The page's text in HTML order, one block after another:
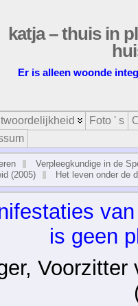
katja – thuis in
Er is alleen woonde
Foto ' s
Verpleegkundige in de
(2005)
Het leven onder de
is geen
Voor­zit­ter